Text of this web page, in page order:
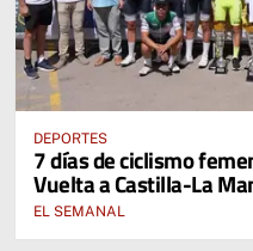
DEPORTES
7 días de ciclismo
Vuelta a Castilla-La
EL SEMANAL